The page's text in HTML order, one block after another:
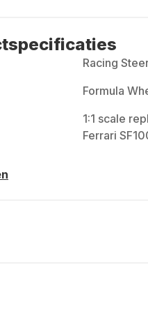
Racing
Formula
1:1 scale
Ferrari